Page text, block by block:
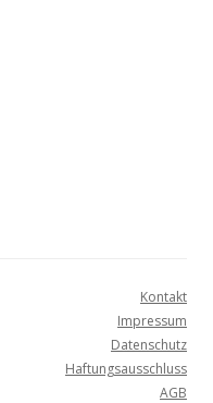
Kontakt
Impressum
Datenschutz
Haftungsausschluss
AGB